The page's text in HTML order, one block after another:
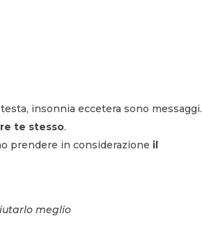
insonnia eccetera sono messaggi.
te stesso.
prendere in considerazione il
meglio